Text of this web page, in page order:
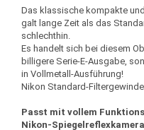
Das klassische kompakte
galt lange Zeit als das
schlechthin.
Es handelt sich bei diesem
billigere Serie-E-Ausgabe,
in Vollmetall-Ausführung!
Nikon Standard-
Passt mit vollem
Nikon-